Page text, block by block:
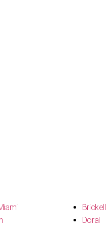
Brickell
Doral